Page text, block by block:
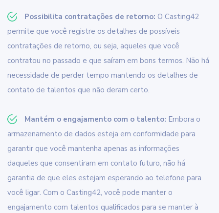
Possibilita contratações de retorno: O Casting42
permite que você registre os detalhes de possíveis
contratações de retorno, ou seja, aqueles que você
contratou no passado e que saíram em bons termos. Não há
necessidade de perder tempo mantendo os detalhes de
contato de talentos que não deram certo.
Mantém o engajamento com o talento: Embora o
armazenamento de dados esteja em conformidade para
garantir que você mantenha apenas as informações
daqueles que consentiram em contato futuro, não há
garantia de que eles estejam esperando ao telefone para
você ligar. Com o Casting42, você pode manter o
engajamento com talentos qualificados para se manter à